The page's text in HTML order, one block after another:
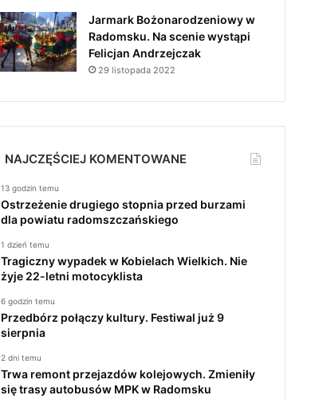
Jarmark Bożonarodzeniowy w
Radomsku. Na scenie wystąpi
Felicjan Andrzejczak
29 listopada 2022
NAJCZĘŚCIEJ KOMENTOWANE
13 godzin temu
Ostrzeżenie drugiego stopnia przed burzami
dla powiatu radomszczańskiego
1 dzień temu
Tragiczny wypadek w Kobielach Wielkich. Nie
żyje 22-letni motocyklista
6 godzin temu
Przedbórz połączy kultury. Festiwal już 9
sierpnia
2 dni temu
Trwa remont przejazdów kolejowych. Zmieniły
się trasy autobusów MPK w Radomsku